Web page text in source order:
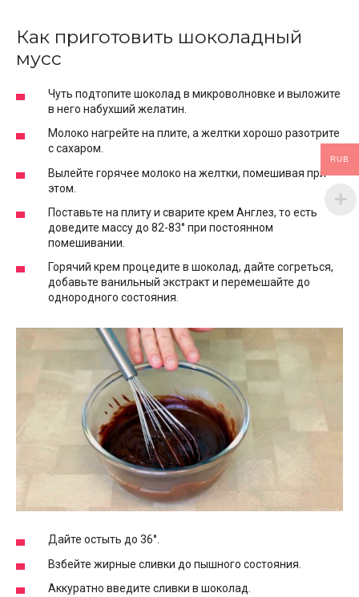
Как приготовить шоколадный
мусс
Чуть подтопите шоколад в микроволновке и выложите
в него набухший желатин.
Молоко нагрейте на плите, а желтки хорошо разотрите
с сахаром.
Вылейте горячее молоко на желтки, помешивая при
этом.
Поставьте на плиту и сварите крем Англез, то есть
доведите массу до 82-83° при постоянном
помешивании.
Горячий крем процедите в шоколад, дайте согреться,
добавьте ванильный экстракт и перемешайте до
однородного состояния.
Дайте остыть до 36°.
Взбейте жирные сливки до пышного состояния.
Аккуратно введите сливки в шоколад.
RUB